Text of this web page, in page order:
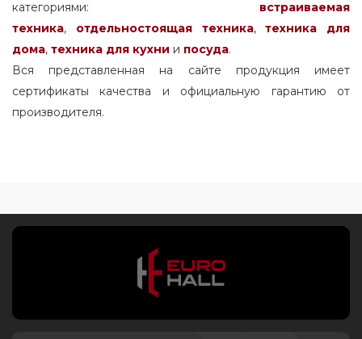
asko стиральная машина чье
производство
стекло для стиральной машины asko
для обуви asko
фильтр сливного насоса для стиральной
категориями: встраиваемая
техника, отдельностоящаятехника,
техника для
дома, техника для кухни и посуда.
Вся представленная на сайте продукция имеет
сертификаты качества и официальную гарантию от
производителя.